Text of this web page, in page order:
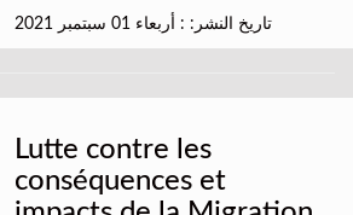
تاريخ النشر: : أربعاء 01 سبتمبر 2021
Lutte contre les
conséquences et